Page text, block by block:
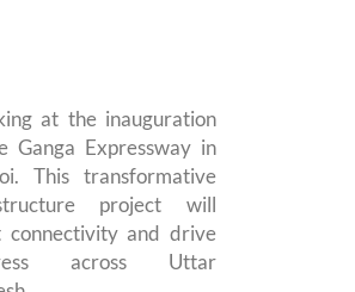
at the inauguration
Ganga Expressway in
This transformative
project will
connectivity and drive
across Uttar